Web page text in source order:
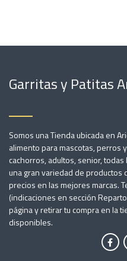
Garritas y Patitas
Somos una Tienda ubicada en
alimento para mascotas, perros
cachorros, adultos, senior,
una gran variedad de
precios en las mejores marcas.
(indicaciones en sección
página y retirar tu compra en la
disponibles.